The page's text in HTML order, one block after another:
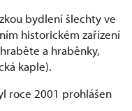
bydlení šlechty ve
historickém zařízení
a hraběnky,
kaple).
roce 2001 prohlášen